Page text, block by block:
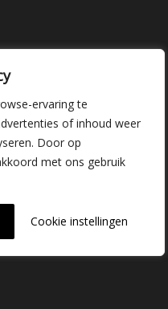
ervaring te
of inhoud weer
Door op
met ons gebruik
Cookie instellingen